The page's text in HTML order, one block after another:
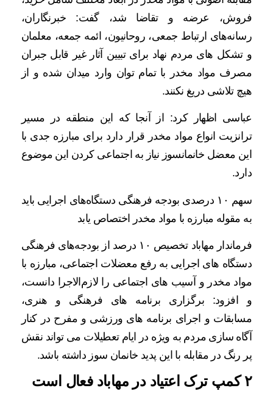
فروش، عرضه و تقاضا شد، گفت: خبرنگاران،
رسانه‌های ارتباط جمعی، روحانیون، ائمه جمعه، معلمان
و تشکل های مردم نهاد برای تبیین آثار غیر قابل جبران
مصرف مواد مخدر با تمام توان وارد میدان شده و از
هیچ تلاشی دریغ نکنند.
عباسی اظهار کرد: از آنجا که این منطقه در مسیر
ترانزیت انواع مواد مخدر قرار دارد برای مبارزه جدی با
این معضل خانمانسوز نیاز به اجتماعی کردن این موضوع
دارد.
سهم ۱۰ درصدی بودجه فرهنگی دستگاه‌های اجرایی باید
به مقوله مبارزه با مواد مخدر اختصاص یابد
فرماندار مهاباد تخصیص ۱۰ درصد از بودجه‌های فرهنگی
دستگاه های اجرایی به رفع معضلات اجتماعی، مبارزه با
مواد مخدر و آسیب های اجتماعی را لازم‌الاجرا دانست،
و افزود: برگزاری برنامه های فرهنگی و هنری،
مسابقات و اجرای برنامه های ورزشی و مفرح در کنار
آگاه سازی مردم به ویژه در ایام تعطیلات می تواند نقش
پر رنگ در مقابله با این پدید خانمان سوز داشته باشد.
۲ کمپ ترک اعتیاد در مهاباد فعال است